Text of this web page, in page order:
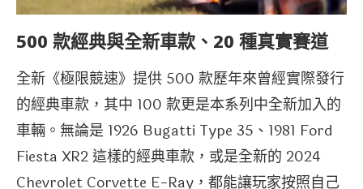
500 款經典與全新車款、20 種真實賽道
全新《極限競速》提供 500 款歷年來曾經實際發行
的經典車款，其中 100 款更是本系列中全新加入的
車輛。無論是 1926 Bugatti Type 35、1981 Ford
Fiesta XR2 這樣的經典車款，或是全新的 2024
Chevrolet Corvette E-Ray，都能讓玩家按照自己